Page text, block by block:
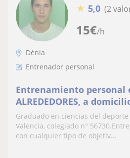
15€/h
★ 5,0 (2
Dénia
Entrenador personal
Entrenamiento personal
ALREDEDORES, a
abiertos (Graduado en
Deporte, colegiado n°
Graduado en ciencias del
Valencia, colegiado n°
con cualquier tipo de objetiv...